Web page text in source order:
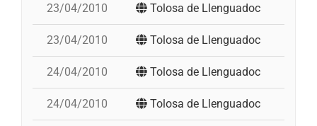
23/04/2010 Tolosa de Llenguadoc
23/04/2010 Tolosa de Llenguadoc
24/04/2010 Tolosa de Llenguadoc
24/04/2010 Tolosa de Llenguadoc